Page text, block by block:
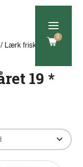
a
0
Lærk frisk
19 *